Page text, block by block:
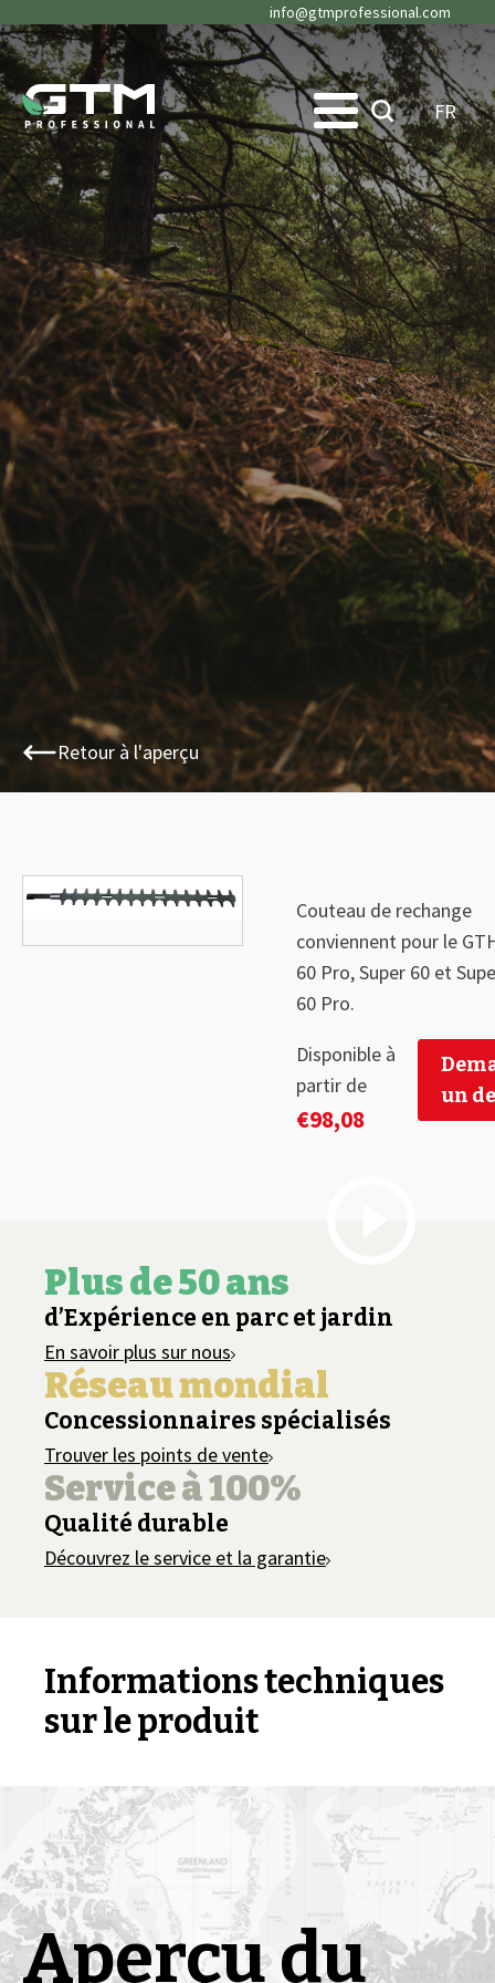
info@gtmprofessional.com
FR
Retour à l'aperçu
🔍
Couteau de rechange
conviennent pour le
60 Pro, Super 60 et
60 Pro.
Disponible à
partir de
€98,08
un
Plus de 50 ans
d’Expérience en parc et jardin
En savoir plus sur nous
Réseau mondial
Concessionnaires spécialisés
Trouver les points de vente
Service à 100%
Qualité durable
Découvrez le service et la garantie
Informations techniques
sur le produit
Aperçu du